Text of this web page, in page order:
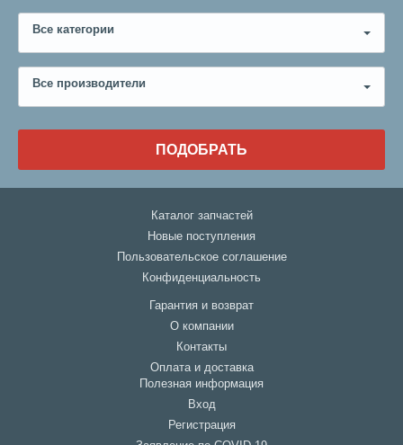
Все категории
Все производители
ПОДОБРАТЬ
Каталог запчастей
Новые поступления
Пользовательское соглашение
Конфиденциальность
Гарантия и возврат
О компании
Контакты
Оплата и доставка
Полезная информация
Вход
Регистрация